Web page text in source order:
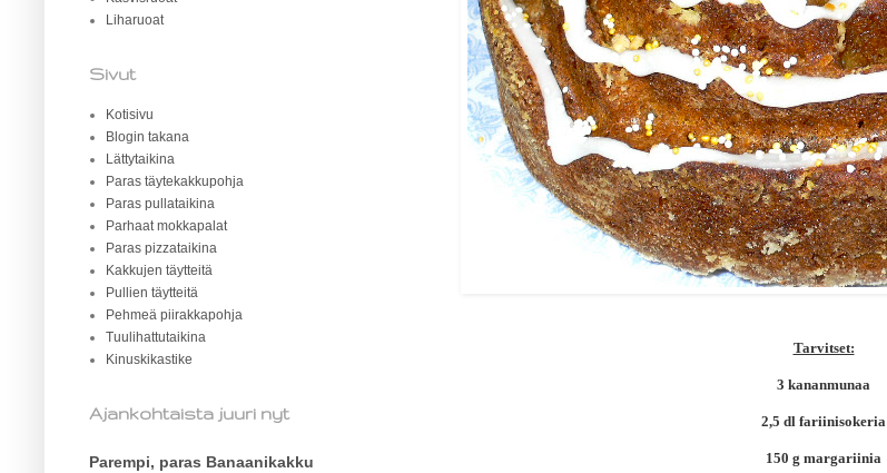
Tarvitset:
3 kananmunaa
2,5 dl fariinisokeria
150 g margariinia
Liharuoat
Sivut
Kotisivu
Blogin takana
Lättytaikina
Paras täytekakkupohja
Paras pullataikina
Parhaat mokkapalat
Paras pizzataikina
Kakkujen täytteitä
Pullien täytteitä
Pehmeä piirakkapohja
Tuulihattutaikina
Kinuskikastike
Ajankohtaista juuri nyt
Parempi, paras Banaanikakku